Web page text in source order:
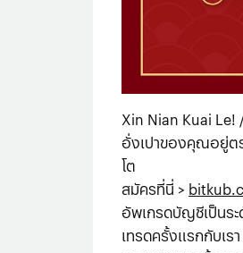
Xin Nian Kuai
อั่งเปาของคุณอยู่ตร
โต
สมัครที่นี่ >
อัพเกรดบัญชีเป็นระ
เทรดครั้งแรกกับเร